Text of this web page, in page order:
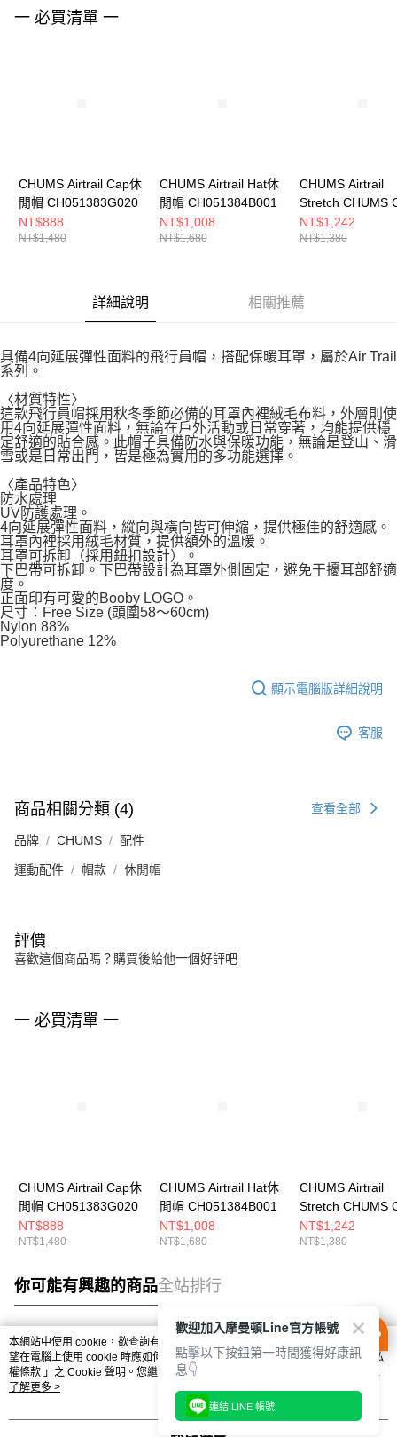
２．關於個人資料處理事宜，請瀏覽以下網址：
一 必買清單 一
CHUMS Airtrail Cap休
閒帽 CH051383G020
NT$888
NT$1,480
CHUMS Airtrail Hat休
閒帽 CH051384B001
NT$1,008
NT$1,680
CHUMS Airtrail
Stretch CHUMS
休閒帽 淺灰
CH051456G020
NT$1,242
NT$1,380
詳細說明 相關推薦
具備4向延展彈性面料的飛行員帽，搭配保暖耳罩，屬於Air Trail
系列。
〈材質特性〉
這款飛行員帽採用秋冬季節必備的耳罩內裡絨毛布料，外層則使
用4向延展彈性面料，無論在戶外活動或日常穿著，均能提供穩
定舒適的貼合感。此帽子具備防水與保暖功能，無論是登山、滑
雪或是日常出門，皆是極為實用的多功能選擇。
〈產品特色〉
防水處理
UV防護處理。
4向延展彈性面料，縱向與橫向皆可伸縮，提供極佳的舒適感。
耳罩內裡採用絨毛材質，提供額外的溫暖。
耳罩可拆卸（採用鈕扣設計）。
下巴帶可拆卸。下巴帶設計為耳罩外側固定，避免干擾耳部舒適
度。
正面印有可愛的Booby LOGO。
尺寸：Free Size (頭圍58～60cm)
Nylon 88%
Polyurethane 12%
顯示電腦版詳細說明
客服
商品相關分類 (4) 查看全部
品牌 CHUMS 配件
運動配件 帽款 休閒帽
評價
喜歡這個商品嗎？購買後給他一個好評吧
一 必買清單 一
CHUMS Airtrail Cap休
閒帽 CH051383G020
NT$888
NT$1,480
CHUMS Airtrail Hat休
閒帽 CH051384B001
NT$1,008
NT$1,680
CHUMS Airtrail
Stretch CHUMS
休閒帽 淺灰
CH051456G020
NT$1,242
NT$1,380
你可能有興趣的商品全站排行
熱門標籤
本網站中使用 cookie，欲查詢有關本網站使用 cookie 方式之詳情，及若您不希
望在電腦上使用 cookie 時應如何變更電腦的 cookie 設定，請參閱本網站「
隱私
權條款 」之 Cookie 聲明。您繼續使用本網站即表示您同意本公司得按本網站使
用條款之 Cookie 聲明使用 cookie。
了解更多 >
歡迎加入摩曼頓Line官方帳號
點擊以下按鈕第一時間獲得好康訊
息👇
連結 LINE 帳號